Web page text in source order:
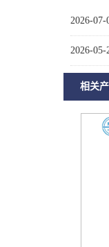
2026-07-
2026-05-
相关